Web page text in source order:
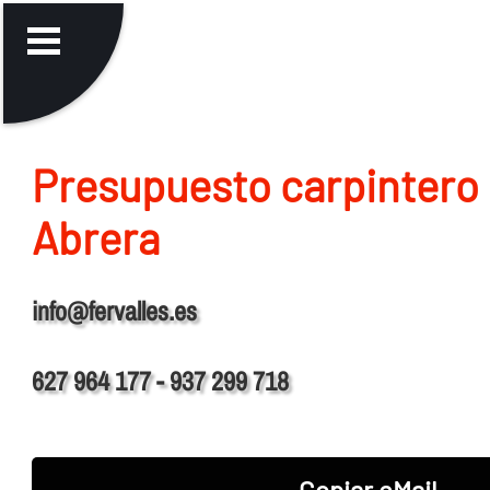
Presupuesto carpintero
Abrera
info@fervalles.es
627 964 177 - 937 299 718